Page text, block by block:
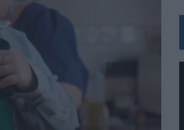
Y SOLERO
EN ACTIVOS CULTURALES Y ECONÓMICOS
CON LOS MEDIOS